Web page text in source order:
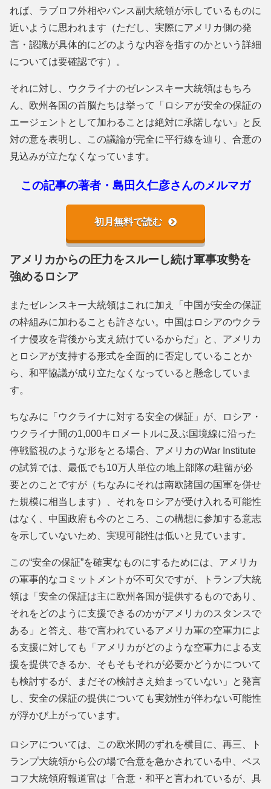
れば、ラブロフ外相やバンス副大統領が示しているものに
近いように思われます（ただし、実際にアメリカ側の発
言・認識が具体的にどのような内容を指すのかという詳細
については要確認です）。
それに対し、ウクライナのゼレンスキー大統領はもちろ
ん、欧州各国の首脳たちは挙って「ロシアが安全の保証の
エージェントとして加わることは絶対に承諾しない」と反
対の意を表明し、この議論が完全に平行線を辿り、合意の
見込みが立たなくなっています。
この記事の著者・島田久仁彦さんのメルマガ
初月無料で読む
アメリカからの圧力をスルーし続け軍事攻勢を
強めるロシア
またゼレンスキー大統領はこれに加え「中国が安全の保証
の枠組みに加わることも許さない。中国はロシアのウクラ
イナ侵攻を背後から支え続けているからだ」と、アメリカ
とロシアが支持する形式を全面的に否定していることか
ら、和平協議が成り立たなくなっていると懸念していま
す。
ちなみに「ウクライナに対する安全の保証」が、ロシア・
ウクライナ間の1,000キロメートルに及ぶ国境線に沿った
停戦監視のような形をとる場合、アメリカのWar Institute
の試算では、最低でも10万人単位の地上部隊の駐留が必
要とのことですが（ちなみにそれは南欧諸国の国軍を併せ
た規模に相当します）、それをロシアが受け入れる可能性
はなく、中国政府も今のところ、この構想に参加する意志
を示していないため、実現可能性は低いと見ています。
この“安全の保証”を確実なものにするためには、アメリカ
の軍事的なコミットメントが不可欠ですが、トランプ大統
領は「安全の保証は主に欧州各国が提供するものであり、
それをどのように支援できるのかがアメリカのスタンスで
ある」と答え、巷で言われているアメリカ軍の空軍力によ
る支援に対しても「アメリカがどのような空軍力による支
援を提供できるか、そもそもそれが必要かどうかについて
も検討するが、まだその検討さえ始まっていない」と発言
し、安全の保証の提供についても実効性が伴わない可能性
が浮かび上がっています。
ロシアについては、この欧米間のずれを横目に、再三、ト
ランプ大統領から公の場で合意を急かされている中、ペス
コフ大統領府報道官は「合意・和平と言われているが、具